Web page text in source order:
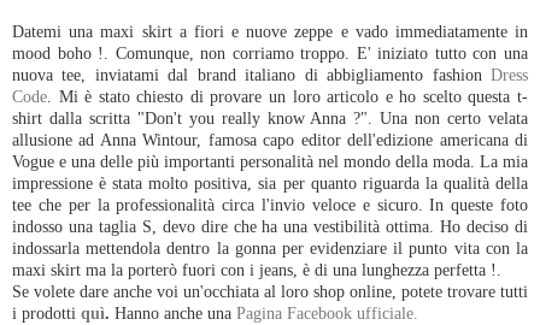
Datemi una maxi skirt a fiori e nuove zeppe e vado immediatamente in
mood boho !. Comunque, non corriamo troppo. E' iniziato tutto con una
nuova tee, inviatami dal brand italiano di abbigliamento fashion Dress
Code. Mi è stato chiesto di provare un loro articolo e ho scelto questa t-
shirt dalla scritta "Don't you really know Anna ?". Una non certo velata
allusione ad Anna Wintour, famosa capo editor dell'edizione americana di
Vogue e una delle più importanti personalità nel mondo della moda. La mia
impressione è stata molto positiva, sia per quanto riguarda la qualità della
tee che per la professionalità circa l'invio veloce e sicuro. In queste foto
indosso una taglia S, devo dire che ha una vestibilità ottima. Ho deciso di
indossarla mettendola dentro la gonna per evidenziare il punto vita con la
maxi skirt ma la porterò fuori con i jeans, è di una lunghezza perfetta !.
Se volete dare anche voi un'occhiata al loro shop online, potete trovare tutti
i prodotti quì. Hanno anche una Pagina Facebook ufficiale.